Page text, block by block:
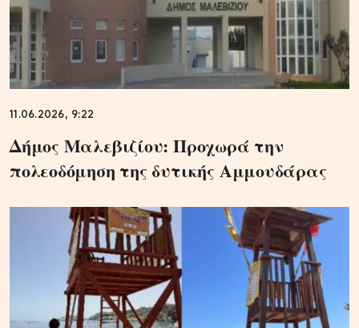
11.06.2026, 9:22
Δήμος Μαλεβιζίου: Προχωρά την
πολεοδόμηση της δυτικής Αμμουδάρας